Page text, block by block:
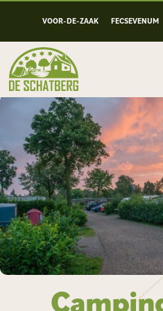
VOOR-DE-ZAAK FECSEVENUM